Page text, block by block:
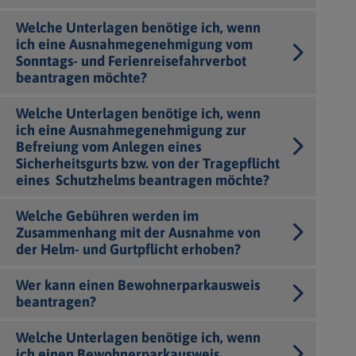
Welche Unterlagen benötige ich, wenn
ich eine Ausnahmegenehmigung vom
Sonntags- und Ferienreisefahrverbot
beantragen möchte?
Welche Unterlagen benötige ich, wenn
ich eine Ausnahmegenehmigung zur
Befreiung vom Anlegen eines
Sicherheitsgurts bzw. von der Tragepflicht
eines Schutzhelms beantragen möchte?
Welche Gebühren werden im
Zusammenhang mit der Ausnahme von
der Helm- und Gurtpflicht erhoben?
Wer kann einen Bewohnerparkausweis
beantragen?
Welche Unterlagen benötige ich, wenn